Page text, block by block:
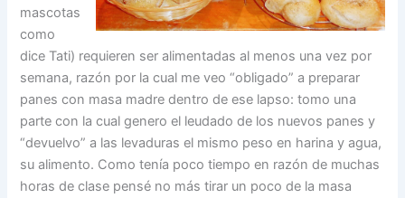
mascotas
como
dice Tati) requieren ser alimentadas al menos una vez por
semana, razón por la cual me veo “obligado” a preparar
panes con masa madre dentro de ese lapso: tomo una
parte con la cual genero el leudado de los nuevos panes y
“devuelvo” a las levaduras el mismo peso en harina y agua,
su alimento. Como tenía poco tiempo en razón de muchas
horas de clase pensé no más tirar un poco de la masa